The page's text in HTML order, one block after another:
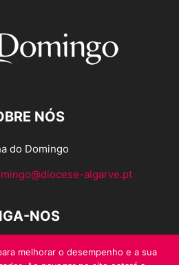
NÓS
do Domingo
algarve.pt
NOS
melhorar o desempenho e a sua